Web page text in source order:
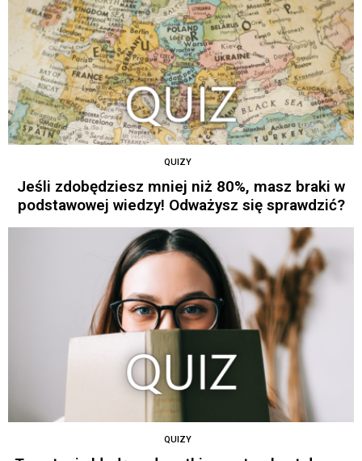
QUIZY
Jeśli zdobędziesz mniej niż 80%, masz braki w
podstawowej wiedzy! Odważysz się sprawdzić?
QUIZY